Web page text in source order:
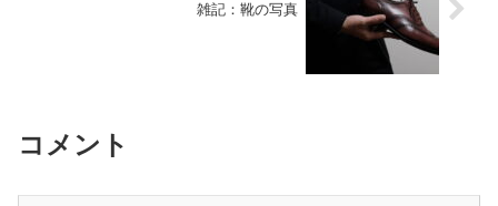
雑記：靴の写真
コメント